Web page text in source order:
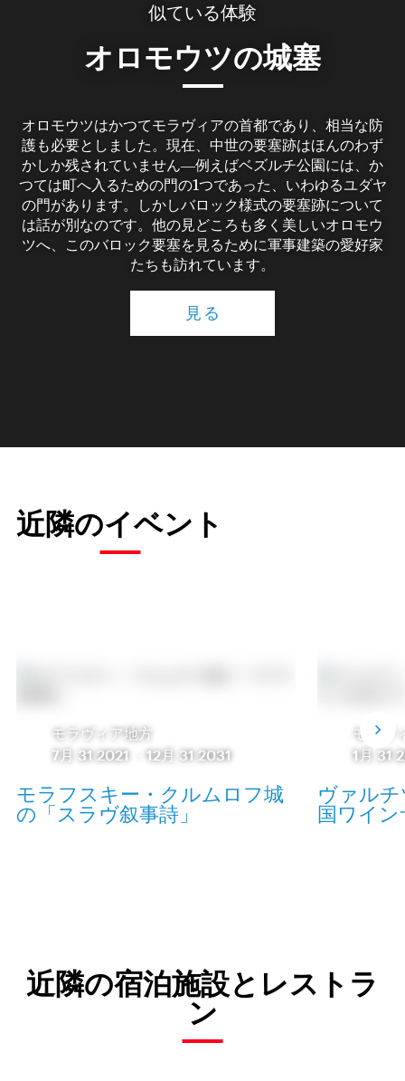
似ている体験
オロモウツの城塞
オロモウツはかつてモラヴィアの首都であり、相当な防
護も必要としました。現在、中世の要塞跡はほんのわず
かしか残されていません―例えばベズルチ公園には、か
つては町へ入るための門の1つであった、いわゆるユダヤ
の門があります。しかしバロック様式の要塞跡について
は話が別なのです。他の見どころも多く美しいオロモウ
ツへ、このバロック要塞を見るために軍事建築の愛好家
たちも訪れています。
見る
近隣のイベント
モラヴィア地方
7月 31 2021
12月 31 2031
モラフスキー・クルムロフ城
の「スラヴ叙事詩」
モラヴ
1月 31
ヴァル
国ワイ
近隣の宿泊施設とレストラ
ン